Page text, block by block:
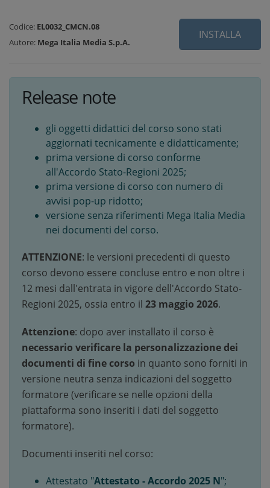
Codice: EL0032_CMCN.08
Autore: Mega Italia Media S.p.A.
INSTALLA
Release note
gli oggetti didattici del corso sono stati
aggiornati tecnicamente e didatticamente;
prima versione di corso conforme
all'Accordo Stato-Regioni 2025;
prima versione di corso con numero di
avvisi pop-up ridotto;
versione senza riferimenti Mega Italia Media
nei documenti del corso.
ATTENZIONE: le versioni precedenti di questo
corso devono essere concluse entro e non oltre i
12 mesi dall'entrata in vigore dell'Accordo Stato-
Regioni 2025, ossia entro il 23 maggio 2026.
Attenzione: dopo aver installato il corso è
necessario verificare la personalizzazione dei
documenti di fine corso in quanto sono forniti in
versione neutra senza indicazioni del soggetto
formatore (verificare se nelle opzioni della
piattaforma sono inseriti i dati del soggetto
formatore).
Documenti inseriti nel corso:
Attestato "Attestato - Accordo 2025 N";